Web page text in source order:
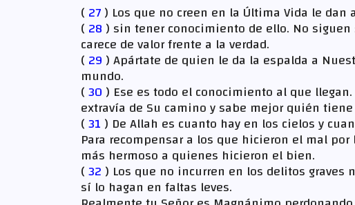
( 27) Los que no creen en la Última Vida le
( 28 ) sin tener conocimiento de ello. No
carece de valor frente a la verdad.
( 29 ) Apártate de quien le da la espalda a
mundo.
(30 ) Ese es todo el conocimiento al que
extravía de Su camino y sabe mejor quién
(31 ) De Allah es cuanto hay en los cielos y
Para recompensar a los que hicieron el mal
más hermoso a quienes hicieron el bien.
(32 ) Los que no incurren en los delitos
sí lo hagan en faltas leves.